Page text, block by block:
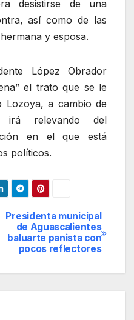
desistirse de una
así como de las
y esposa.
López Obrador
el trato que se le
Lozoya, a cambio de
irá relevando del
en el que está
políticos.
Presidenta municipal
de Aguascalientes
baluarte panista con
pocos reflectores